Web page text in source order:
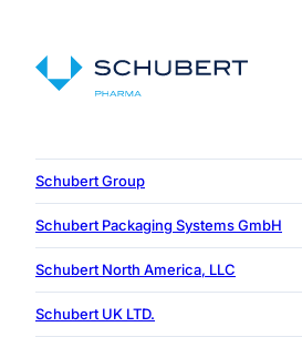
Schubert Group
Schubert Packaging Systems GmbH
Schubert North America, LLC
Schubert UK LTD.